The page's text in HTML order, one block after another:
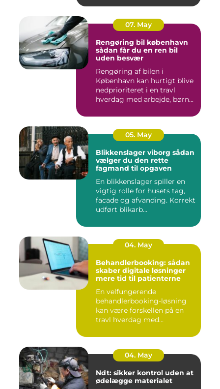
07. May
Rengøring bil københavn
sådan får du en ren bil
uden besvær
Rengøring af bilen i
København kan hurtigt blive
nedprioriteret i en travl
hverdag med arbejde, børn...
05. May
Blikkenslager viborg sådan
vælger du den rette
fagmand til opgaven
En blikkenslager spiller en
vigtig rolle for husets tag,
facade og afvanding. Korrekt
udført blikarb...
04. May
Behandlerbooking: sådan
skaber digitale løsninger
mere tid til patienterne
En velfungerende
behandlerbooking-løsning
kan være forskellen på en
travl hverdag med
04. May
Ndt: sikker kontrol uden at
ødelægge materialet